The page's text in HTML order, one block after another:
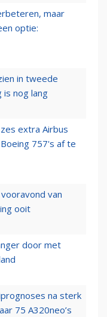
maar
optie:
in tweede
is nog lang
extra Airbus
757's af te
van
ooit
door met
na sterk
75 A320neo’s